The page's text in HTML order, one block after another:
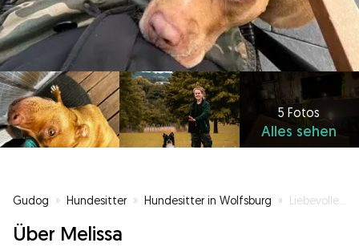
5 Fotos
Alles sehen
Gudog » Hundesitter » Hundesitter in Wolfsburg » Liebevolle Betruung nach Ihren Wünschen 🫶🏻
Über Melissa